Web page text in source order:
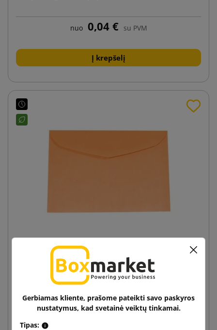
nuo 0,04 € su PVM
Į krepšelį
Ryškiai oranžinė popierinė vokas B6 125x176
nuo 0,04 €
Gerbiamas kliente, prašome pateikti savo paskyros
nustatymus, kad svetainė veiktų tinkamai.
Tipas: